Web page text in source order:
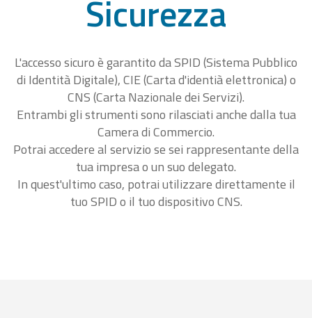
Sicurezza
L'accesso sicuro è garantito da SPID (Sistema Pubblico
di Identità Digitale), CIE (Carta d'identià elettronica) o
CNS (Carta Nazionale dei Servizi).
Entrambi gli strumenti sono rilasciati anche dalla tua
Camera di Commercio.
Potrai accedere al servizio se sei rappresentante della
tua impresa o un suo delegato.
In quest'ultimo caso, potrai utilizzare direttamente il
tuo SPID o il tuo dispositivo CNS.